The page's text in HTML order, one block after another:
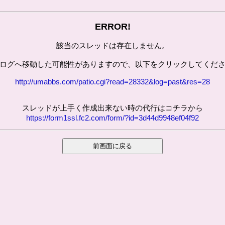
ERROR!
該当のスレッドは存在しません。
グへ移動した可能性がありますので、以下をクリックしてくだ
http://umabbs.com/patio.cgi?read=28332&log=past&res=28
スレッドが上手く作成出来ない時の代行はコチラから
https://form1ssl.fc2.com/form/?id=3d44d9948ef04f92